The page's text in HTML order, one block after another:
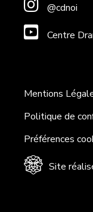
@cdnoi
Centre
Mentions
Politique de
Préférences
Site